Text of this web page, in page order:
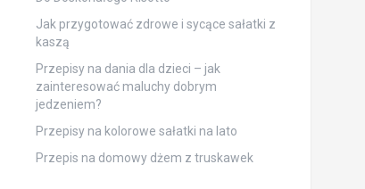
Jak przygotować zdrowe i sycące sałatki z
kaszą
Przepisy na dania dla dzieci – jak
zainteresować maluchy dobrym
jedzeniem?
Przepisy na kolorowe sałatki na lato
Przepis na domowy dżem z truskawek